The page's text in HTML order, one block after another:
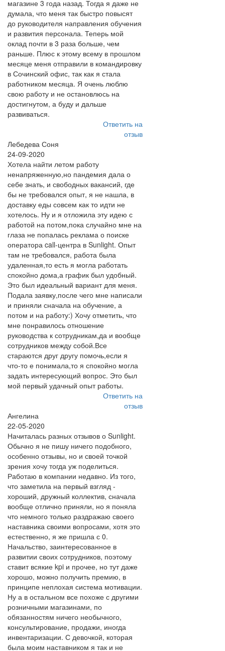
магазине 3 года назад. Тогда я даже не
думала, что меня так быстро повысят
до руководителя направления обучения
и развития персонала. Теперь мой
оклад почти в 3 раза больше, чем
раньше. Плюс к этому всему в прошлом
месяце меня отправили в командировку
в Сочинский офис, так как я стала
работником месяца. Я очень люблю
свою работу и не остановлюсь на
достигнутом, а буду и дальше
развиваться.
Ответить на
отзыв
Лебедева Соня
24-09-2020
Хотела найти летом работу
ненапряженную,но пандемия дала о
себе знать, и свободных вакансий, где
бы не требовался опыт, я не нашла, в
доставку еды совсем как то идти не
хотелось. Ну и я отложила эту идею с
работой на потом,пока случайно мне на
глаза не попалась реклама о поиске
оператора call-центра в Sunlight. Опыт
там не требовался, работа была
удаленная,то есть я могла работать
спокойно дома,а график был удобный.
Это был идеальный вариант для меня.
Подала заявку,после чего мне написали
и приняли сначала на обучение, а
потом и на работу:) Хочу отметить, что
мне понравилось отношение
руководства к сотрудникам,да и вообще
сотрудников между собой.Все
стараются друг другу помочь,если я
что-то е понимала,то я спокойно могла
задать интересующий вопрос. Это был
мой первый удачный опыт работы.
Ответить на
отзыв
Ангелина
22-05-2020
Начиталась разных отзывов о Sunlight.
Обычно я не пишу ничего подобного,
особенно отзывы, но и своей точкой
зрения хочу тогда уж поделиться.
Работаю в компании недавно. Из того,
что заметила на первый взгляд -
хороший, дружный коллектив, сначала
вообще отлично приняли, но я поняла
что немного только раздражаю своего
наставника своими вопросами, хотя это
естественно, я же пришла с 0.
Начальство, заинтересованное в
развитии своих сотрудников, поэтому
ставит всякие kpi и прочее, но тут даже
хорошо, можно получить премию, в
принципе неплохая система мотивации.
Ну а в остальном все похоже с другими
розничными магазинами, по
обязанностям ничего необычного,
консультирование, продажи, иногда
инвентаризации. С девочкой, которая
была моим наставником я так и не